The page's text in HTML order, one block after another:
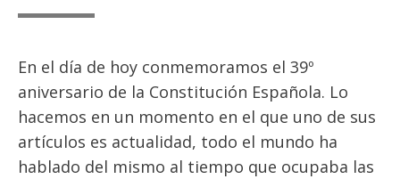
En el día de hoy conmemoramos el 39º
aniversario de la Constitución Española. Lo
hacemos en un momento en el que uno de sus
artículos es actualidad, todo el mundo ha
hablado del mismo al tiempo que ocupaba las